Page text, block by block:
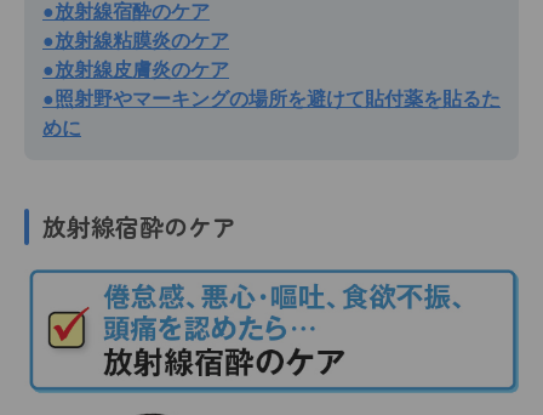
●放射線宿酔のケア
●放射線粘膜炎のケア
●放射線皮膚炎のケア
●照射野やマーキングの場所を避けて貼付薬を貼るた
めに
放射線宿酔のケア